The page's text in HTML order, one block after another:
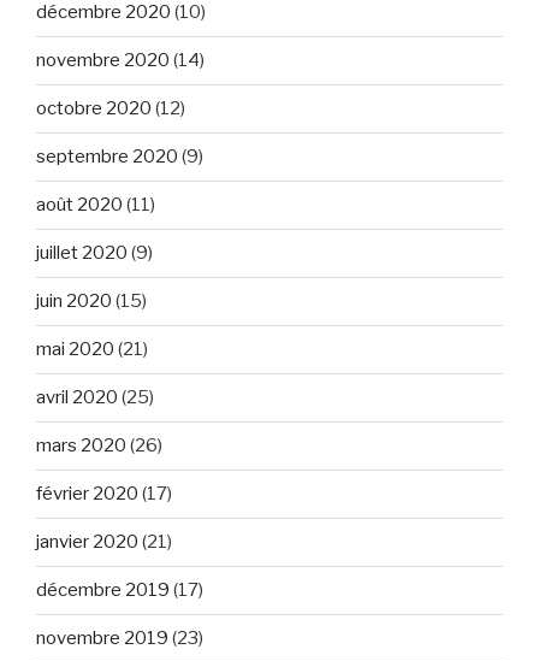
décembre 2020 (10)
novembre 2020 (14)
octobre 2020 (12)
septembre 2020 (9)
août 2020 (11)
juillet 2020 (9)
juin 2020 (15)
mai 2020 (21)
avril 2020 (25)
mars 2020 (26)
février 2020 (17)
janvier 2020 (21)
décembre 2019 (17)
novembre 2019 (23)